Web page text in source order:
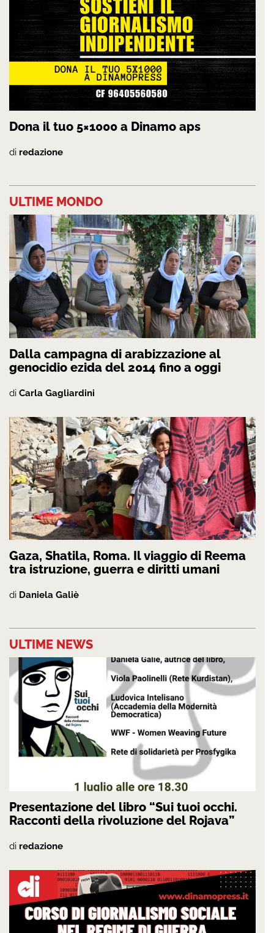
Dona il tuo 5×1000 a Dinamo aps
di redazione
ULTIME MONDO
Dalla campagna di arabizzazione al
genocidio ezida del 2014 fino a oggi
di Carla Gagliardini
Gaza, Shatila, Roma. Il viaggio di Reema
tra istruzione, guerra e diritti umani
di Daniela Galiè
ULTIME NEWS
Presentazione del libro “Sui tuoi occhi.
Racconti della rivoluzione del Rojava”
di redazione